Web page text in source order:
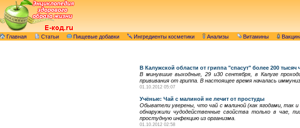
Главная Статьи Пищевые добавки Ингредиенты косметики Анализы Витамины
В Калужской области от гриппа "спасут" более 200 тысяч
В минувшие выходные, 29 и30 сентября, в Калуге
прививания от гриппа. В настоящее время началась
01.10.2012 05:07
Учёные: Чай с малиной не лечит от простуды
Обыватели уверены, что чай с малиной (как ягодами, так
обнаружили чудодейственные свойства только в чае,
простудную инфекцию из организма.
01.10.2012 02:58